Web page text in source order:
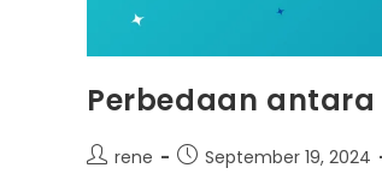
Perbedaan antara
Postrene
PostSeptember 19, 2024